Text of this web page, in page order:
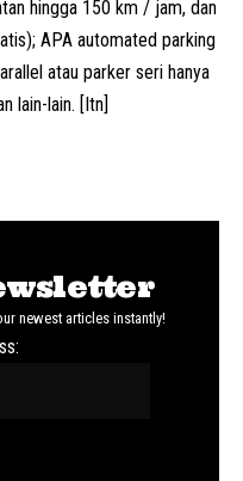
hingga 150 km / jam, dan
APA automated parking
atau parker seri hanya
lain-lain. [Itn]
newest articles instantly!